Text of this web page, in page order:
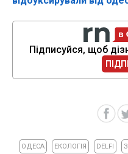
Підписуйся, щоб
ОДЕСА ЕКОЛОГІЯ DELFI